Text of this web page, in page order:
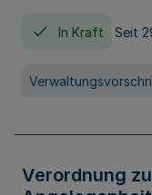
In Kraft Seit
Verordnung